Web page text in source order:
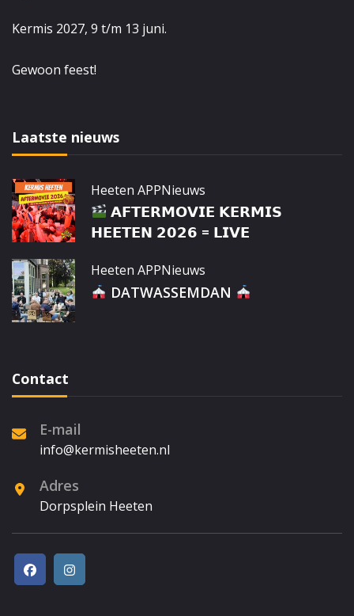
Kermis 2027, 9 t/m 13 juni.
Gewoon feest!
Laatste nieuws
Heeten APPNieuws
𝗔𝗙𝗧𝗘𝗥𝗠𝗢𝗩𝗜𝗘 𝗞𝗘𝗥𝗠𝗜𝗦
𝗛𝗘𝗘𝗧𝗘𝗡 𝟮𝟬𝟮𝟲 = 𝗟𝗜𝗩𝗘
Heeten APPNieuws
DATWASSEMDAN
Contact
E-mail
info@kermisheeten.nl
Adres
Dorpsplein Heeten